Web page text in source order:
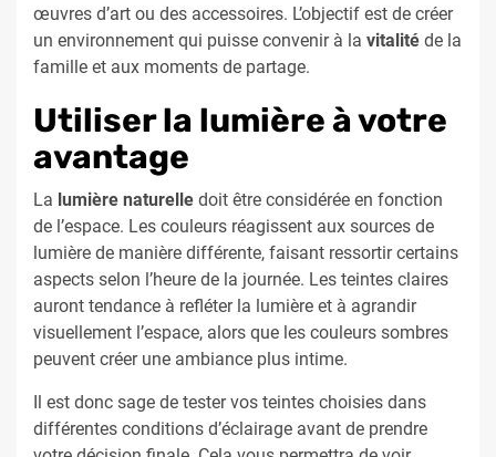
œuvres d’art ou des accessoires. L’objectif est de créer
un environnement qui puisse convenir à la vitalité de la
famille et aux moments de partage.
Utiliser la lumière à votre
avantage
La lumière naturelle doit être considérée en fonction
de l’espace. Les couleurs réagissent aux sources de
lumière de manière différente, faisant ressortir certains
aspects selon l’heure de la journée. Les teintes claires
auront tendance à refléter la lumière et à agrandir
visuellement l’espace, alors que les couleurs sombres
peuvent créer une ambiance plus intime.
Il est donc sage de tester vos teintes choisies dans
différentes conditions d’éclairage avant de prendre